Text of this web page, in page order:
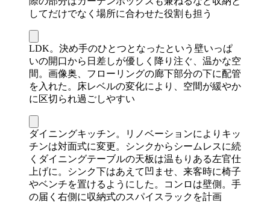
してだけでなく場所に合わせた役割も担う
LDK。決め手のひとつとなったという壁いっぱ
いの開口から日差しが優しく降り注ぐ、温かな空
間。画像奥、フローリングの廊下部分の下に配管
を入れた。床レベルの変化により、空間が緩やか
に区切られ過ごしやすい
ダイニングキッチン。リノベーションによりキッ
チンは対面式に変更。シンクからシームレスに続
くダイニングテーブルの天板は温もりある左官仕
上げに。シンク下はあえて凹ませ、来客時に椅子
やベンチを置けるようにした。コンロは壁側。手
の届く右側に収納式のスパイスラックを計画